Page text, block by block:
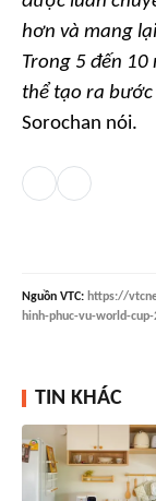
hơn và mang
Trong 5 đến
thể tạo ra
Sorochan nói.
Nguồn VTC: https://
hinh-phuc-vu-world-
TIN KHÁC